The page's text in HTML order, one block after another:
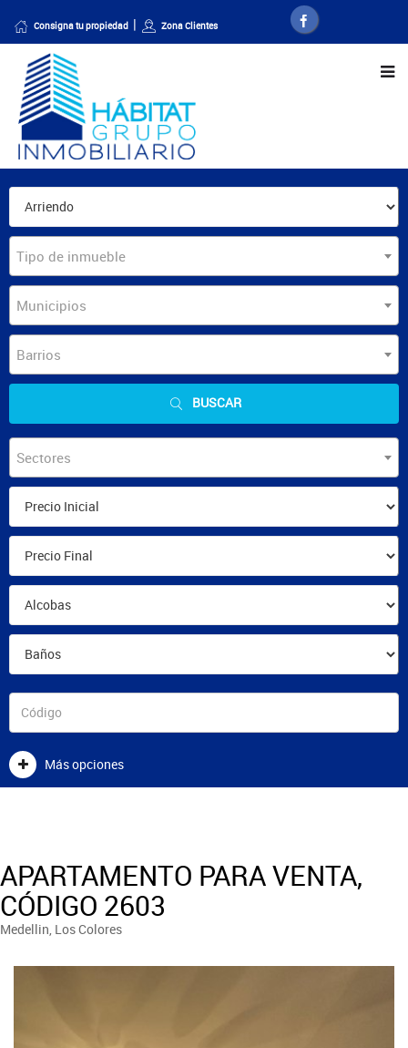
Consigna tu propiedad Zona Clientes
Tipo de inmueble
Municipios
Barrios
BUSCAR
Sectores
Más opciones
APARTAMENTO PARA VENTA,
CÓDIGO 2603
Medellin, Los Colores